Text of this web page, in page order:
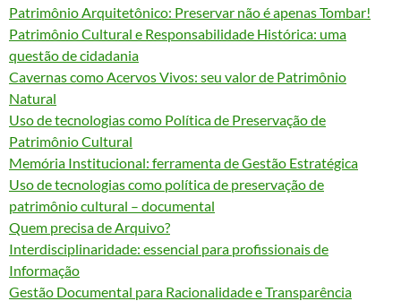
Patrimônio Arquitetônico: Preservar não é apenas Tombar!
Patrimônio Cultural e Responsabilidade Histórica: uma
questão de cidadania
Cavernas como Acervos Vivos: seu valor de Patrimônio
Natural
Uso de tecnologias como Política de Preservação de
Patrimônio Cultural
Memória Institucional: ferramenta de Gestão Estratégica
Uso de tecnologias como política de preservação de
patrimônio cultural – documental
Quem precisa de Arquivo?
Interdisciplinaridade: essencial para profissionais de
Informação
Gestão Documental para Racionalidade e Transparência